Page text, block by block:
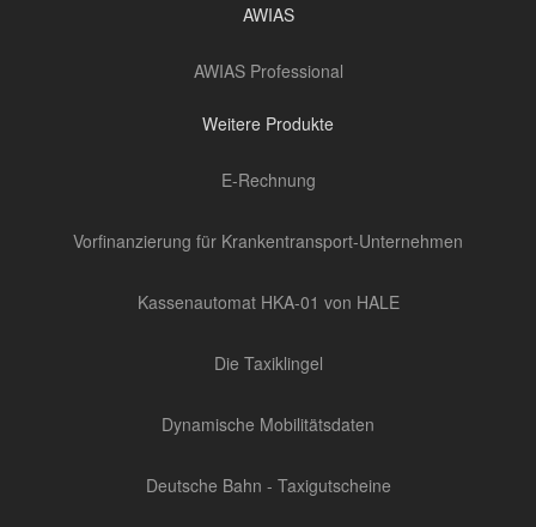
AWIAS
AWIAS Professional
Weitere Produkte
E-Rechnung
Vorfinanzierung für Krankentransport-Unternehmen
Kassenautomat HKA-01 von HALE
Die Taxiklingel
Dynamische Mobilitätsdaten
Deutsche Bahn - Taxigutscheine